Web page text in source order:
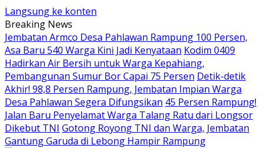
Langsung ke konten
Breaking News
Jembatan Armco Desa Pahlawan Rampung 100 Persen,
Asa Baru 540 Warga Kini Jadi Kenyataan Kodim 0409
Hadirkan Air Bersih untuk Warga Kepahiang,
Pembangunan Sumur Bor Capai 75 Persen Detik-detik
Akhir! 98,8 Persen Rampung, Jembatan Impian Warga
Desa Pahlawan Segera Difungsikan 45 Persen Rampung!
Jalan Baru Penyelamat Warga Talang Ratu dari Longsor
Dikebut TNI Gotong Royong TNI dan Warga, Jembatan
Gantung Garuda di Lebong Hampir Rampung